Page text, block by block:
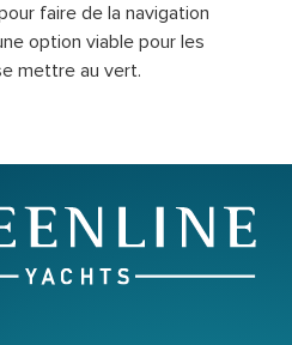
faire de la navigation
option viable pour les
mettre au vert.